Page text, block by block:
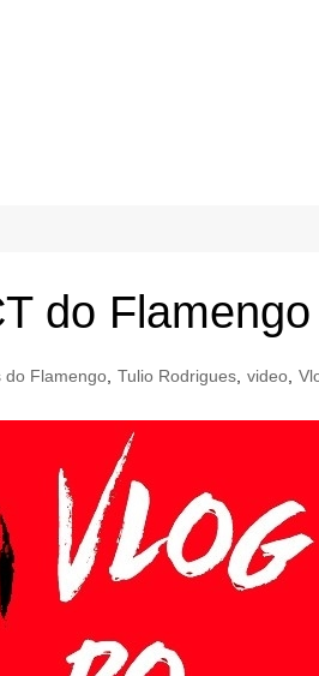
do Flamengo
do Flamengo Tulio Rodrigues video